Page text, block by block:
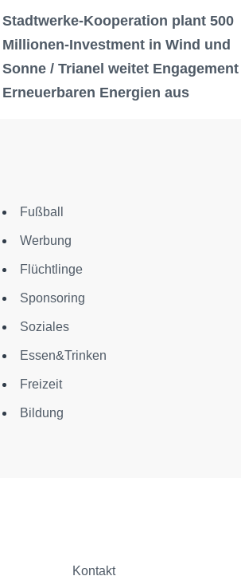
Stadtwerke-Kooperation plant 500
Millionen-Investment in Wind und
Sonne / Trianel weitet
Erneuerbaren Energien aus
Fußball
Werbung
Flüchtlinge
Sponsoring
Soziales
Essen&Trinken
Freizeit
Bildung
Kontakt